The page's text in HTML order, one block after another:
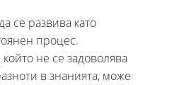
се развива като
процес.
не се задоволява
в знанията, може